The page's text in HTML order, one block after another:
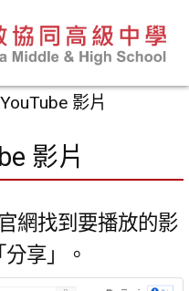
影片
影片
網找到要播放的影
享」。